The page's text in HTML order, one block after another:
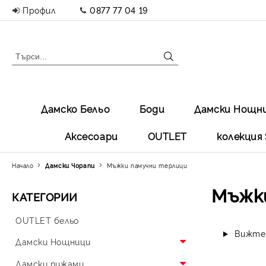
Профил 0877 77 04 19
Дамско Бельо Боди Дамски
Аксесоари OUTLET
КАТЕГОРИИ
OUTLET бельо
Дамски Нощници
Памучни Нощници
Дамски пижами
Начало Дамски Чорапи Мъжки памучни терлици
Вижте